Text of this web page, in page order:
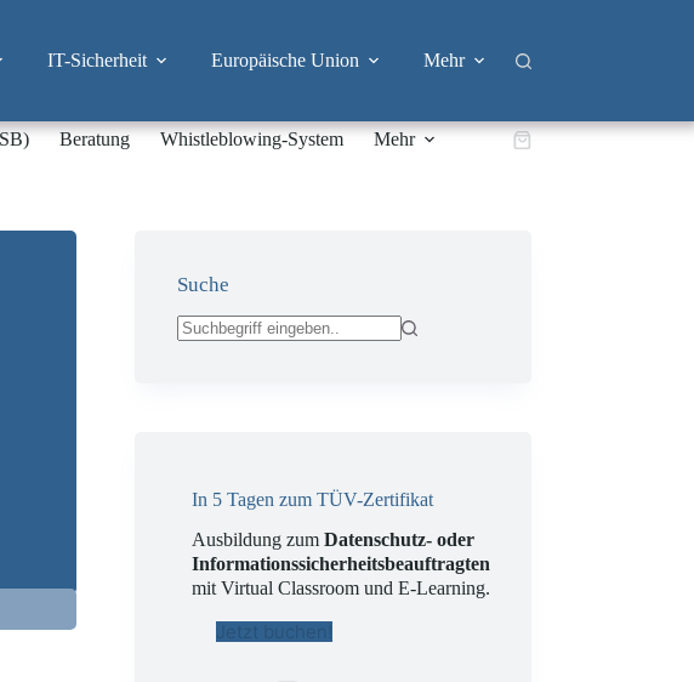
IT-Sicherheit Europäische Union Mehr
Beratung Whistleblowing-System Mehr Warenkorb
Suche
In 5 Tagen zum TÜV-Zertifikat
Ausbildung zumDatenschutz- oder
Informationssicherheitsbeauftragten
mit Virtual Classroom und E-Learning.
Jetzt buchen!